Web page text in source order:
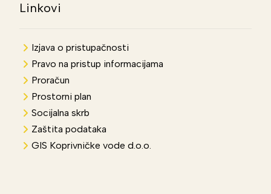
Linkovi
Izjava o pristupačnosti
Pravo na pristup informacijama
Proračun
Prostorni plan
Socijalna skrb
Zaštita podataka
GIS Koprivničke vode d.o.o.